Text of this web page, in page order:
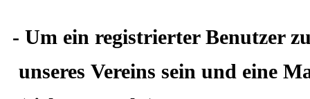
- Um ein registrierter Benutzer
unseres Vereins sein und eine